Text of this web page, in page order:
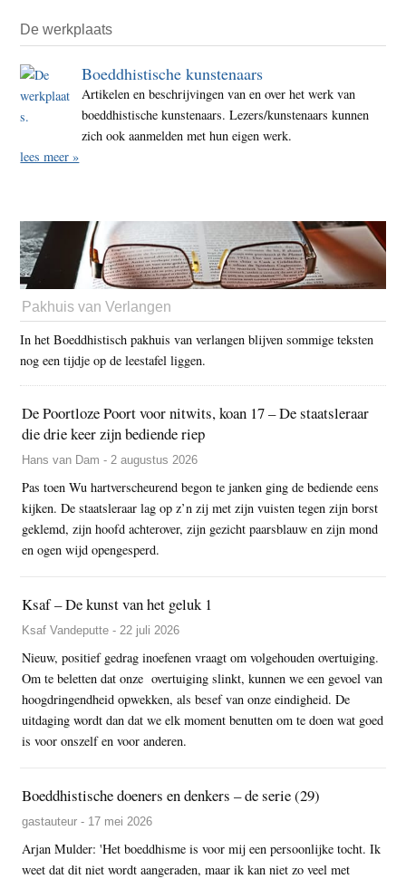
De werkplaats
Boeddhistische kunstenaars
Artikelen en beschrijvingen van en over het werk van
boeddhistische kunstenaars. Lezers/kunstenaars kunnen
zich ook aanmelden met hun eigen werk.
lees meer »
Pakhuis van Verlangen
In het Boeddhistisch pakhuis van verlangen blijven sommige teksten
nog een tijdje op de leestafel liggen.
De Poortloze Poort voor nitwits, koan 17 – De staatsleraar
die drie keer zijn bediende riep
Hans van Dam - 2 augustus 2026
Pas toen Wu hartverscheurend begon te janken ging de bediende eens
kijken. De staatsleraar lag op z’n zij met zijn vuisten tegen zijn borst
geklemd, zijn hoofd achterover, zijn gezicht paarsblauw en zijn mond
en ogen wijd opengesperd.
Ksaf – De kunst van het geluk 1
Ksaf Vandeputte - 22 juli 2026
Nieuw, positief gedrag inoefenen vraagt om volgehouden overtuiging.
Om te beletten dat onze overtuiging slinkt, kunnen we een gevoel van
hoogdringendheid opwekken, als besef van onze eindigheid. De
uitdaging wordt dan dat we elk moment benutten om te doen wat goed
is voor onszelf en voor anderen.
Boeddhistische doeners en denkers – de serie (29)
gastauteur - 17 mei 2026
Arjan Mulder: 'Het boeddhisme is voor mij een persoonlijke tocht. Ik
weet dat dit niet wordt aangeraden, maar ik kan niet zo veel met